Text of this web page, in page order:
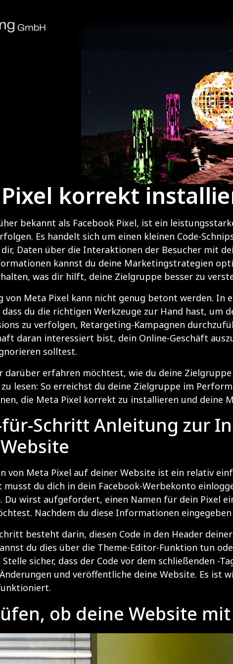
korrekt
bekannt als Facebook Pixel, ist ein
Es handelt sich um einen kleinen Code-
Daten über die Interaktionen der Besucher mit
kannst du deine Marketingstrategien
was dir hilft, deine Zielgruppe besser zu
von Meta Pixel kann nicht genug betont werden.
du die richtigen Werkzeuge zur Hand hast, um
zu verfolgen, Retargeting-Kampagnen
daran interessiert bist, dein Online-Geschäft
solltest.
darüber erfahren möchtest, wie du deine
lesen: So erreichst du deine Zielgruppe im
die Meta Pixel korrekt zu installieren und deine
Schritt Anleitung zur
von Meta Pixel auf deiner Website ist ein relativ
musst du dich in dein Facebook-Werbekonto
Du wirst aufgefordert, einen Namen für dein Pixel
Nachdem du diese Informationen
besteht darin, diesen Code in den Header
du dies über die Theme-Editor-Funktion tun
sicher, dass der Code vor dem schließenden -
und veröffentliche deine Website. Es
ob deine Website